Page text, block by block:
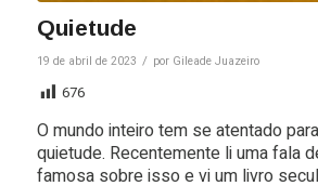
Quietude
19 de abril de 2023 / por Gileade Juazeiro
676
O mundo inteiro tem se atentado
quietude. Recentemente li uma fala
famosa sobre isso e vi um livro